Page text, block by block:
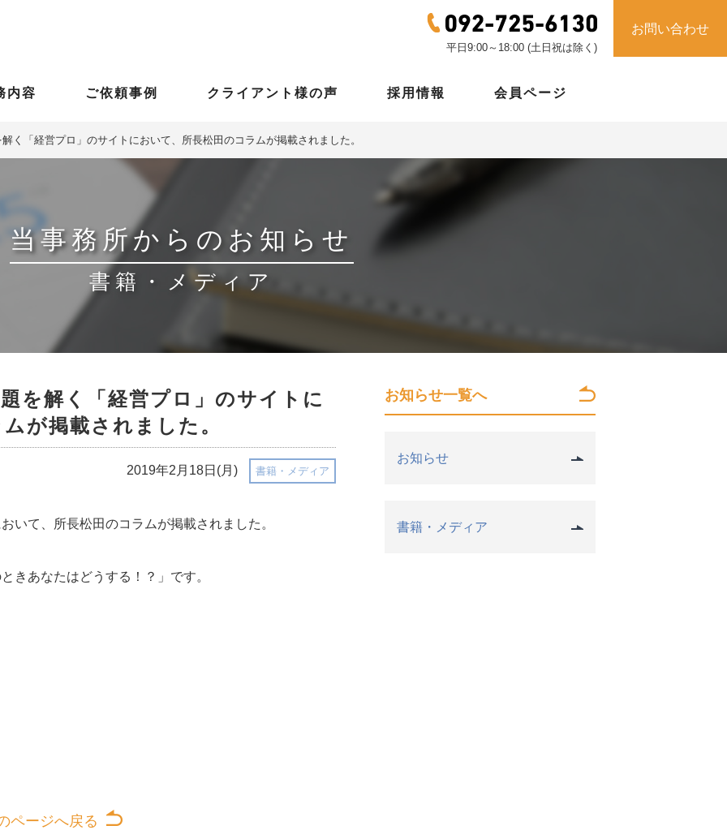
平日9:00～18:00 (土日祝は除く)
お問い合わせ
内容 ご依頼事例 クライアント様の声 採用情報 会員ページ
く「経営プロ」のサイトにおいて、所長松田のコラムが掲載されました。
当事務所からのお知らせ
書籍・メディア
を解く「経営プロ」のサイトに
が掲載されました。
2019年2月18日(月) 書籍・メディア
いて、所長松田のコラムが掲載されました。
きあなたはどうする！？」です。
ページへ戻る
お知らせ一覧へ
お知らせ
書籍・メディア